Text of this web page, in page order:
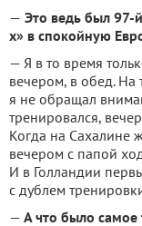
— Это ведь был 97-
х» в спокойную
— Я в то время
вечером, в обед. На
я не обращал
тренировался,
Когда на Сахалине
вечером с папой
И в Голландии
с дублем
— А что было